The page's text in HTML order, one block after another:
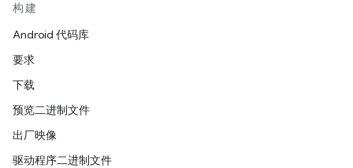
构建
Android 代码库
要求
下载
预览二进制文件
出厂映像
驱动程序二进制文件